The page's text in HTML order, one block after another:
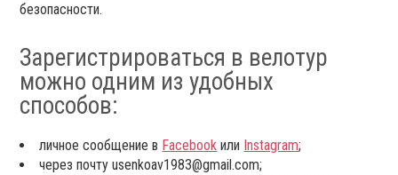
безопасности.
Зарегистрироваться в велотур
можно одним из удобных
способов:
личное сообщение в Facebook или Instagram;
через почту usenkoav1983@gmail.com;